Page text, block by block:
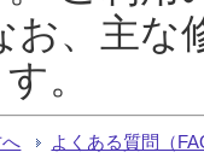
お、主な
。
よくある質問（